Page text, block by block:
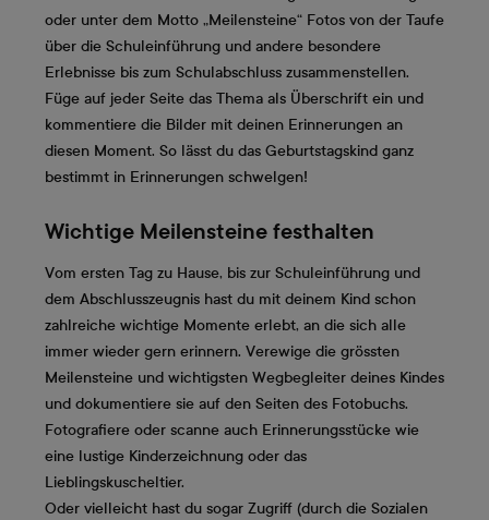
oder unter dem Motto „Meilensteine“ Fotos von der Taufe
über die Schuleinführung und andere besondere
Erlebnisse bis zum Schulabschluss zusammenstellen.
Füge auf jeder Seite das Thema als Überschrift ein und
kommentiere die Bilder mit deinen Erinnerungen an
diesen Moment. So lässt du das Geburtstagskind ganz
bestimmt in Erinnerungen schwelgen!
Wichtige Meilensteine festhalten
Vom ersten Tag zu Hause, bis zur Schuleinführung und
dem Abschlusszeugnis hast du mit deinem Kind schon
zahlreiche wichtige Momente erlebt, an die sich alle
immer wieder gern erinnern. Verewige die grössten
Meilensteine und wichtigsten Wegbegleiter deines Kindes
und dokumentiere sie auf den Seiten des Fotobuchs.
Fotografiere oder scanne auch Erinnerungsstücke wie
eine lustige Kinderzeichnung oder das
Lieblingskuscheltier.
Oder vielleicht hast du sogar Zugriff (durch die Sozialen